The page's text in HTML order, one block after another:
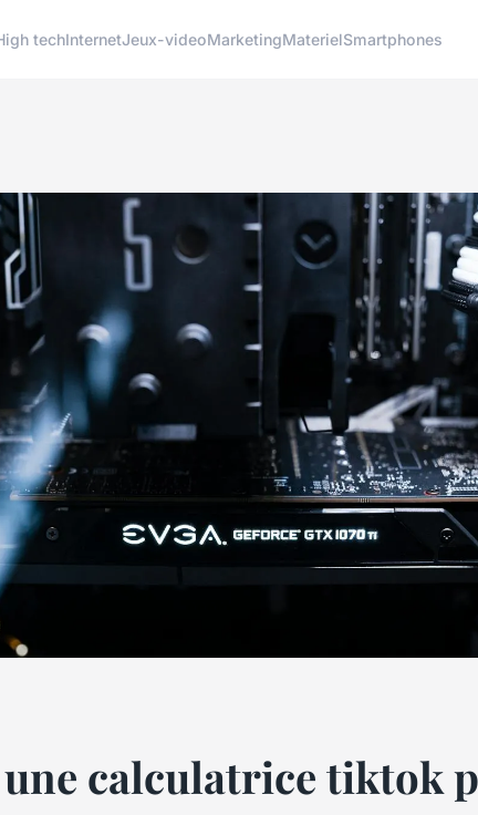
techInternetJeux-videoMarketingMaterielSmartphones
calculatrice tiktok